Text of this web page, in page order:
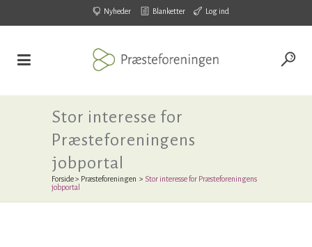
Nyheder Blanketter Log ind
Stor interesse for
Præsteforeningens
jobportal
Forside> Præsteforeningen > Stor interesse for Præsteforeningens
jobportal